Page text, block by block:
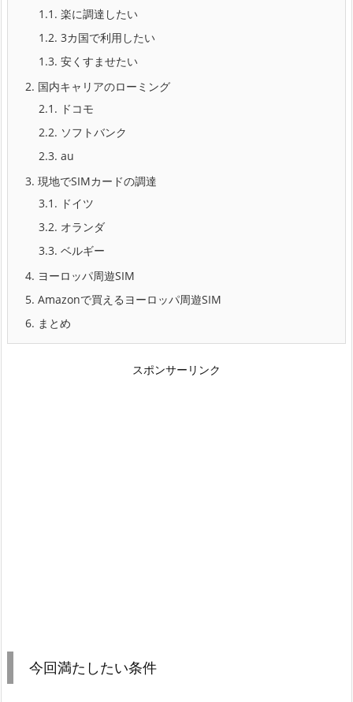
1.1. 楽に調達したい
1.2. 3カ国で利用したい
1.3. 安くすませたい
2. 国内キャリアのローミング
2.1. ドコモ
2.2. ソフトバンク
2.3. au
3. 現地でSIMカードの調達
3.1. ドイツ
3.2. オランダ
3.3. ベルギー
4. ヨーロッパ周遊SIM
5. Amazonで買えるヨーロッパ周遊SIM
6. まとめ
スポンサーリンク
今回満たしたい条件